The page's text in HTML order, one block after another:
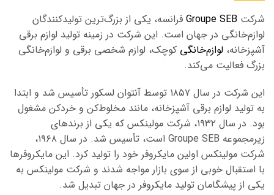
شرکت Groupe SEB فرانسه، یکی از بزرگ‌ترین تولیدکنندگان
لوازم‌خانگی در جهان است. این شرکت در زمینه تولید لوازم برقی
آشپزخانه، لوازم‌خانگی کوچک، لوازم شخصی برقی و لوازم‌خانگی
بزرگ فعالیت می‌کند.
این شرکت در سال ۱۸۵۷ توسط آنتوان لسکور تأسیس شد و ابتدا
به تولید لوازم برقی آشپزخانه، مانند مخلوط‌کن و خردکن مشغول
بود. در سال ۱۹۳۲، شرکت مولینکس که یکی از برندهای
زیرمجموعه Groupe SEB است، تأسیس شد. در سال ۱۹۶۸،
شرکت مولینکس اولین مایکروفر خود را تولید کرد. این مایکروفرها
با استقبال خوبی از سوی بازار مواجه شدند و شرکت مولینکس به
یکی از پیشگامان تولید مایکروفر در جهان تبدیل شد.